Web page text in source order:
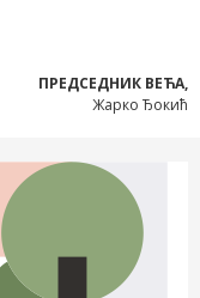
ПРЕДСЕДНИК ВЕЋА,
Жарко Ђокић